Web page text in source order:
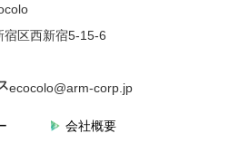
区西新宿5-15-6
ecocolo@arm-corp.jp
会社概要